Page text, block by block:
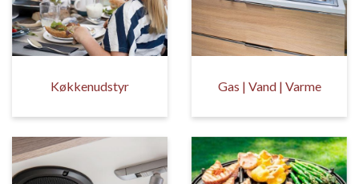
Køkkenudstyr Gas | Vand | Varme